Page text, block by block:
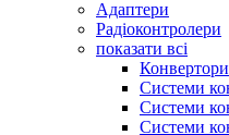
Адаптери
Радіоконтролери
показати всі
Конвертори
Системи
Системи
Системи